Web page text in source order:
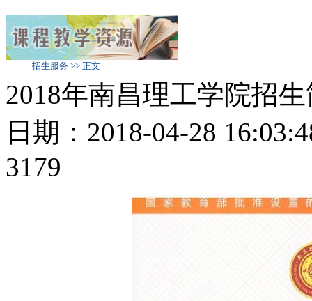
招生服务 >> 正文
2018年南昌理工学院招
日期：2018-04-28
3179